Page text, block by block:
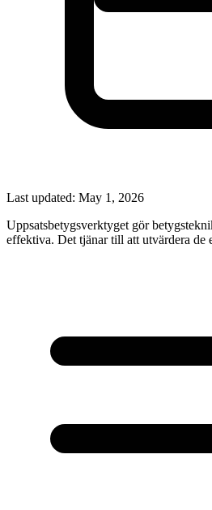
Last updated: May 1, 2026
Uppsatsbetygsverktyget gör
effektiva. Det tjänar till att utvärdera de